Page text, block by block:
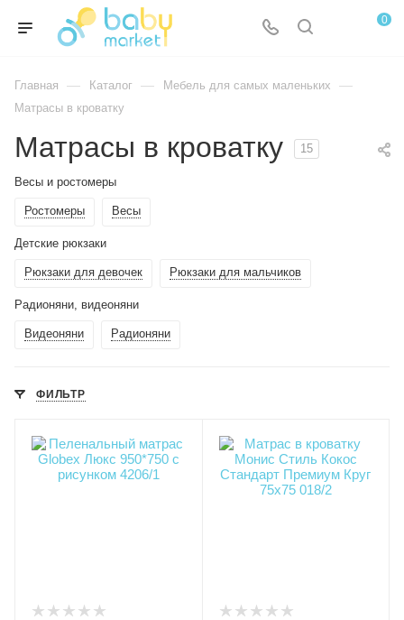
0
Главная — Каталог — Мебель для самых маленьких —
Матрасы в кроватку
Матрасы в кроватку 15
Весы и ростомеры
Ростомеры Весы
Детские рюкзаки
Рюкзаки для девочек Рюкзаки для мальчиков
Радионяни, видеоняни
Видеоняни Радионяни
ФИЛЬТР